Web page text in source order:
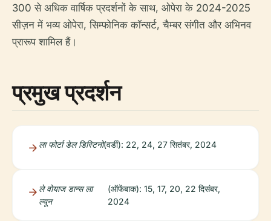
300 से अधिक वार्षिक प्रदर्शनों के साथ, ओपेरा के 2024-2025
सीज़न में भव्य ओपेरा, सिम्फोनिक कॉन्सर्ट, चैम्बर संगीत और अभिनव
प्रारूप शामिल हैं।
प्रमुख प्रदर्शन
ला फोर्टा डेल डिस्टिनो(वर्डी): 22, 24, 27 सितंबर, 2024
ले वोयाज डान्स ला
ल्यून
(ऑफेंबाक): 15, 17, 20, 22 दिसंबर,
2024